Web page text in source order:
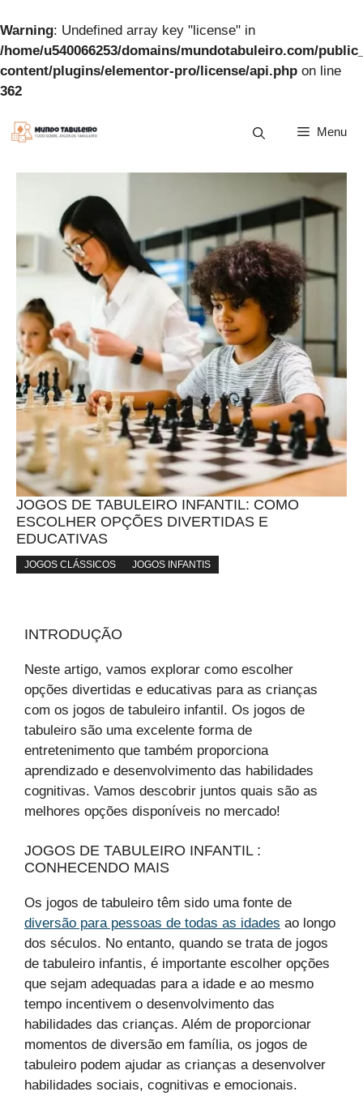
Warning: Undefined array key "license" in
/home/u540066253/domains/mundotabuleiro.com/
content/plugins/elementor-pro/license/api.php on line
362
para
conteúdo
Menu
JOGOS DE TABULEIRO INFANTIL: COMO
ESCOLHER OPÇÕES DIVERTIDAS E
EDUCATIVAS
JOGOS CLÁSSICOS JOGOS INFANTIS
INTRODUÇÃO
Neste artigo, vamos explorar como escolher
opções divertidas e educativas para as crianças
com os jogos de tabuleiro infantil. Os jogos de
tabuleiro são uma excelente forma de
entretenimento que também proporciona
aprendizado e desenvolvimento das habilidades
cognitivas. Vamos descobrir juntos quais são as
melhores opções disponíveis no mercado!
JOGOS DE TABULEIRO INFANTIL :
CONHECENDO MAIS
Os jogos de tabuleiro têm sido uma fonte de
diversão para pessoas de todas as idades ao longo
dos séculos. No entanto, quando se trata de jogos
de tabuleiro infantis, é importante escolher opções
que sejam adequadas para a idade e ao mesmo
tempo incentivem o desenvolvimento das
habilidades das crianças. Além de proporcionar
momentos de diversão em família, os jogos de
tabuleiro podem ajudar as crianças a desenvolver
habilidades sociais, cognitivas e emocionais.